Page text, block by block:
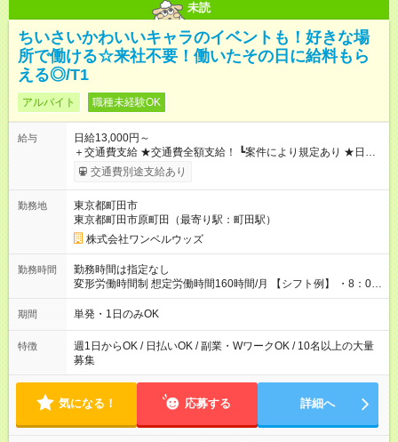
未読
ちいさいかわいいキャラのイベントも！好きな場
所で働ける☆来社不要！働いたその日に給料もら
える◎/T1
アルバイト 職種未経験OK
給与
日給13,000円～
＋交通費支給 ★交通費全額支給！ ┗案件により規定あり ★日払
いOK！（規定あり） ┗働いたその日に現金GET♪ お仕事後はコ
ンビニATMから 日払い分を引き落とせます！ 【試用期間】試
交通費別途支給あり
勤務地
東京都町田市
東京都町田市原町田（最寄り駅：町田駅）
株式会社ワンベルウッズ
勤務時間
勤務時間は指定なし
変形労働時間制 想定労働時間160時間/月 【シフト例】 ・8：00
～21：00
期間 単発・1日のみOK
特徴
週1日からOK / 日払いOK / 副業・WワークOK / 10名以上の大量
募集
気になる！ 応募する 詳細へ